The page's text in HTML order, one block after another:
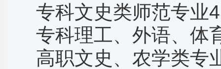
专科文史类师范专业
专科理工、外语、体
高职文史、农学类专